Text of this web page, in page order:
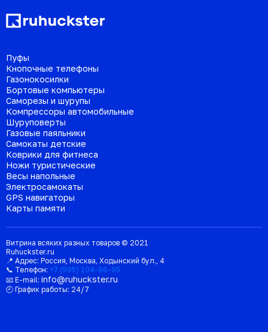
Пуфы
Кнопочные телефоны
Газонокосилки
Бортовые компьютеры
Саморезы и шурупы
Компрессоры автомобильные
Шуруповерты
Газовые паяльники
Самокаты детские
Коврики для фитнеса
Ножи туристические
Весы напольные
Электросамокаты
GPS навигаторы
Карты памяти
Витрина всяких разных товаров © 2021
Ruhuckster.ru
📍 Адрес: Россия, Москва, Ходынский бул., 4
📞 Телефон: +7 (995) 104-86-95
📧 E-mail: info@ruhuckster.ru
🕘 График работы: 24/7